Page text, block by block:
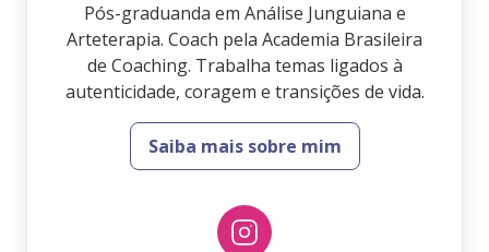
Pós-graduanda em Análise Junguiana e
Arteterapia. Coach pela Academia Brasileira
de Coaching. Trabalha temas ligados à
autenticidade, coragem e transições de vida.
Saiba mais sobre mim